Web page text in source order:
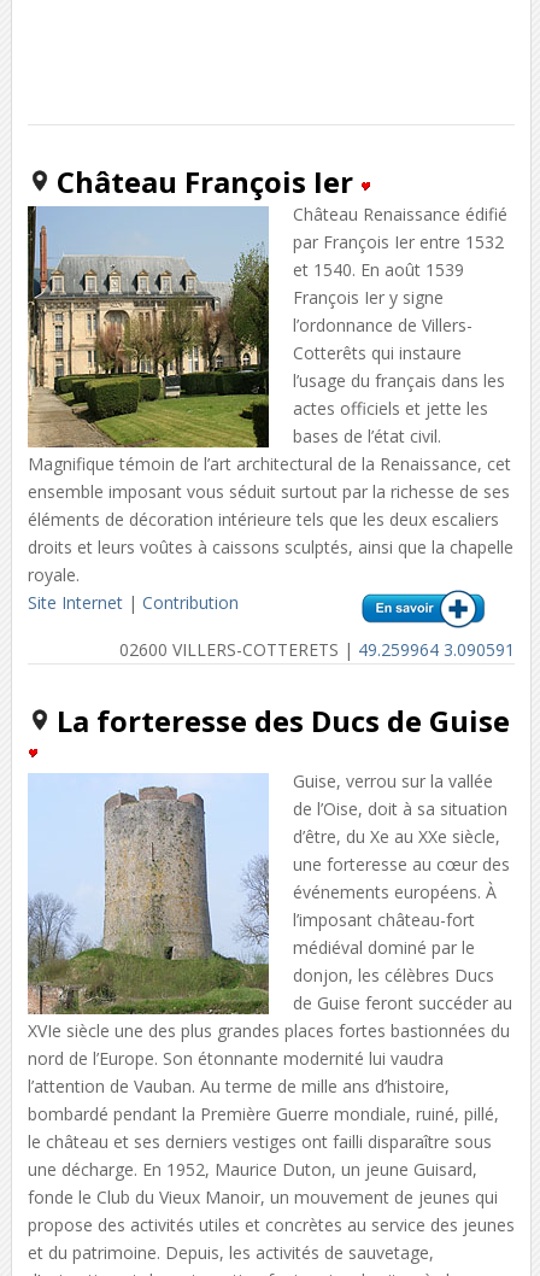
Château François Ier
Château Renaissance édifié
par François Ier entre 1532
et 1540. En août 1539
François Ier y signe
l’ordonnance de Villers-
Cotterêts qui instaure
l’usage du français dans les
actes officiels et jette les
bases de l’état civil.
Magnifique témoin de l’art architectural de la Renaissance, cet
ensemble imposant vous séduit surtout par la richesse de ses
éléments de décoration intérieure tels que les deux escaliers
droits et leurs voûtes à caissons sculptés, ainsi que la chapelle
royale.
Site Internet| Contribution
02600 VILLERS-COTTERETS | 49.259964 3.090591
La forteresse des Ducs de Guise
Guise, verrou sur la vallée
de l’Oise, doit à sa situation
d’être, du Xe au XXe siècle,
une forteresse au cœur des
événements européens. À
l’imposant château-fort
médiéval dominé par le
donjon, les célèbres Ducs
de Guise feront succéder au
XVIe siècle une des plus grandes places fortes bastionnées du
nord de l’Europe. Son étonnante modernité lui vaudra
l’attention de Vauban. Au terme de mille ans d’histoire,
bombardé pendant la Première Guerre mondiale, ruiné, pillé,
le château et ses derniers vestiges ont failli disparaître sous
une décharge. En 1952, Maurice Duton, un jeune Guisard,
fonde le Club du Vieux Manoir, un mouvement de jeunes qui
propose des activités utiles et concrètes au service des jeunes
et du patrimoine. Depuis, les activités de sauvetage,